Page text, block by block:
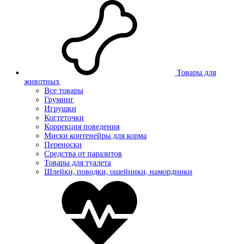
Товары для
животных
Все товары
Груминг
Игрушки
Когтеточки
Коррекция поведения
Миски контенейры для корма
Переноски
Средства от паразитов
Товары для туалета
Шлейки, поводки, ошейники, намордники